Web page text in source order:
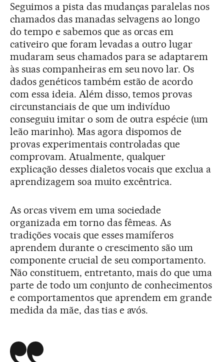
Seguimos a pista das mudanças paralelas nos
chamados das manadas selvagens ao longo
do tempo e sabemos que as orcas em
cativeiro que foram levadas a outro lugar
mudaram seus chamados para se adaptarem
às suas companheiras em seu novo lar. Os
dados genéticos também estão de acordo
com essa ideia. Além disso, temos provas
circunstanciais de que um indivíduo
conseguiu imitar o som de outra espécie (um
leão marinho). Mas agora dispomos de
provas experimentais controladas que
comprovam. Atualmente, qualquer
explicação desses dialetos vocais que exclua a
aprendizagem soa muito excêntrica.
As orcas vivem em uma sociedade
organizada em torno das fêmeas. As
tradições vocais que esses mamíferos
aprendem durante o crescimento são um
componente crucial de seu comportamento.
Não constituem, entretanto, mais do que uma
parte de todo um conjunto de conhecimentos
e comportamentos que aprendem em grande
medida da mãe, das tias e avós.